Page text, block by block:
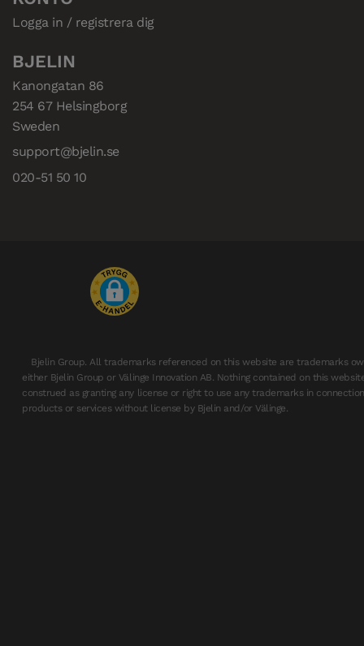
Logga in / registrera dig
BJELIN
Kanongatan 86
254 67 Helsingborg
Sweden
support@bjelin.se
020-51 50 10
Bjelin Group. All trademarks referenced on this website are trademarks
either Bjelin Group or Välinge Innovation AB. Nothing contained on this
construed as granting any license or right to use any trademarks in
products or services without license by Bjelin and/or Välinge.